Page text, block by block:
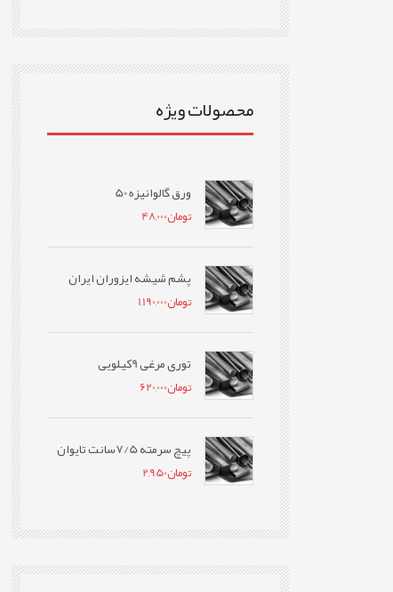
محصولات ویژه
ورق گالوانیزه 50
تومان48,000
پشم شیشه ایزوران ایران
تومان1,190,000
توری مرغی 9کیلویی
تومان620,000
پیچ سرمته 7/5سانت تایوان
تومان2,950